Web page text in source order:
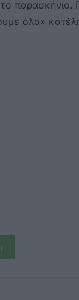
παρασκήνιο.
όλα»